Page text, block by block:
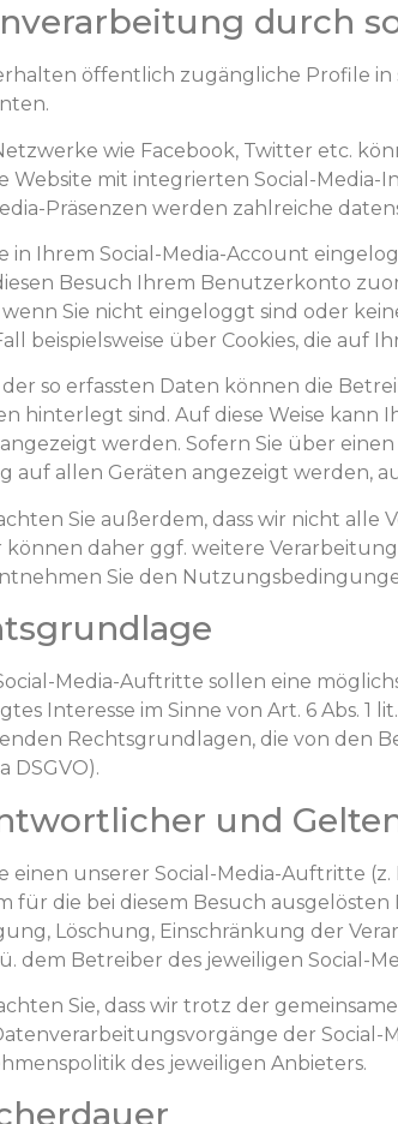
durch
öffentlich zugängliche Profile in
wie Facebook, Twitter etc.
Website mit integrierten Social-
Präsenzen werden zahlreiche
in Ihrem Social-Media-Account
Besuch Ihrem Benutzerkonto
Sie nicht eingeloggt sind oder
beispielsweise über Cookies, die auf
der so erfassten Daten können die
hinterlegt sind. Auf diese Weise
angezeigt werden. Sofern Sie über
auf allen Geräten angezeigt werden,
Sie außerdem, dass wir nicht alle
können daher ggf. weitere
Sie den
Media-Auftritte sollen eine
Interesse im Sinne von Art. 6 Abs. 1
Rechtsgrundlagen, die von den
DSGVO).
und
einen unserer Social-Media-Auftritte
für die bei diesem Besuch
Löschung, Einschränkung der
dem Betreiber des jeweiligen Social-
Sie, dass wir trotz der
der
des jeweiligen Anbieters.